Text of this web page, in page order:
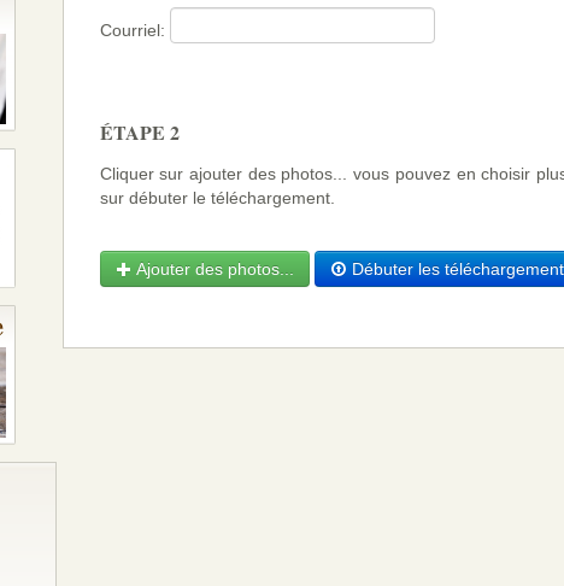
Courriel:
ÉTAPE 2
Cliquer sur ajouter des photos... vous pouvez en choisir
sur débuter le téléchargement.
Ajouter des photos... Débuter les